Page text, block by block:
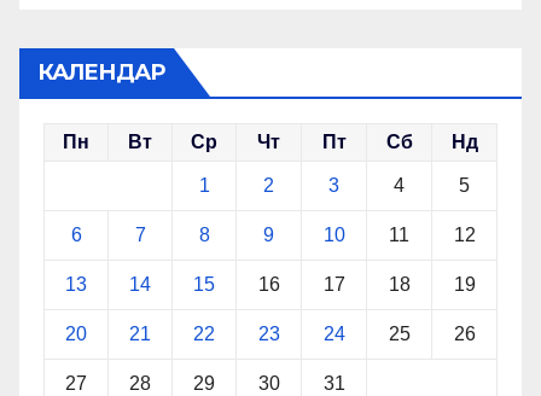
КАЛЕНДАР
Пн Вт Ср Чт Пт Сб Нд
1 2 3 4 5
6 7 8 9 10 11 12
13 14 15 16 17 18 19
20 21 22 23 24 25 26
27 28 29 30 31